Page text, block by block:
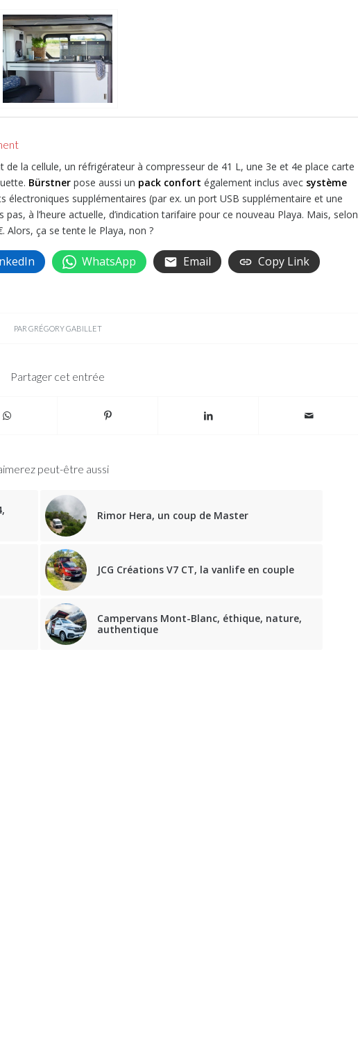
de la cellule, un réfrigérateur à compresseur de 41 L, une 3e et 4e place carte
Bürstner pose aussi un pack confort également inclus avec système
électroniques supplémentaires (par ex. un port USB supplémentaire et une
à l’heure actuelle, d’indication tarifaire pour ce nouveau Playa. Mais, selon
Alors, ça se tente le Playa, non ?
WhatsApp Email Copy Link
PAR GRÉGORY GABILLET
Partager cet entrée
peut-être aussi
Rimor Hera, un coup de Master
JCG Créations V7 CT, la vanlife en couple
Campervans Mont-Blanc, éthique, nature,
authentique